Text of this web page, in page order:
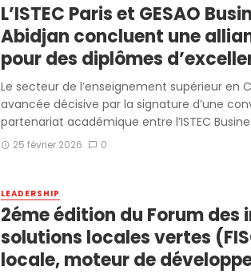
L’ISTEC Paris et GESAO
Abidjan concluent une
pour des diplômes
Le secteur de l’enseignement supérieur en
avancée décisive par la signature d’une
partenariat académique entre l’ISTEC
25 février 2026 0
LEADERSHIP
2éme édition du Forum des
solutions locales vertes
locale, moteur de